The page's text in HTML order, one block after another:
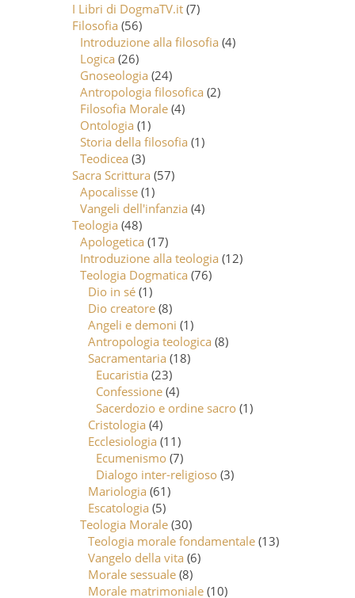
I Libri di DogmaTV.it (7)
Filosofia (56)
Introduzione alla filosofia (4)
Logica (26)
Gnoseologia (24)
Antropologia filosofica (2)
Filosofia Morale (4)
Ontologia (1)
Storia della filosofia (1)
Teodicea (3)
Sacra Scrittura (57)
Apocalisse (1)
Vangeli dell'infanzia (4)
Teologia (48)
Apologetica (17)
Introduzione alla teologia (12)
Teologia Dogmatica (76)
Dio in sé (1)
Dio creatore (8)
Angeli e demoni (1)
Antropologia teologica (8)
Sacramentaria (18)
Eucaristia (23)
Confessione (4)
Sacerdozio e ordine sacro (1)
Cristologia (4)
Ecclesiologia (11)
Ecumenismo (7)
Dialogo inter-religioso (3)
Mariologia (61)
Escatologia (5)
Teologia Morale (30)
Teologia morale fondamentale (13)
Vangelo della vita (6)
Morale sessuale (8)
Morale matrimoniale (10)